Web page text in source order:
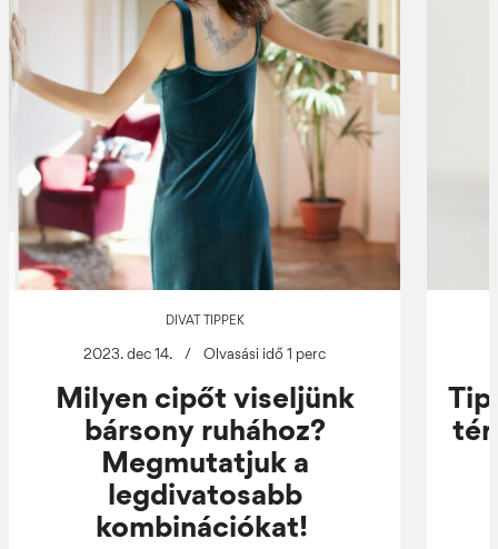
DIVAT TIPPEK
2023. dec 14. / Olvasási idő 1 perc
Milyen cipőt viseljünk
bársony ruhához?
Megmutatjuk a
legdivatosabb
kombinációkat!